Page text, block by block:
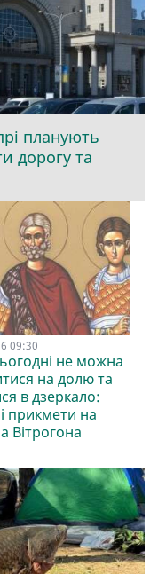
планують
дорогу та
09:30
не можна
на долю та
в дзеркало:
прикмети на
Вітрогона